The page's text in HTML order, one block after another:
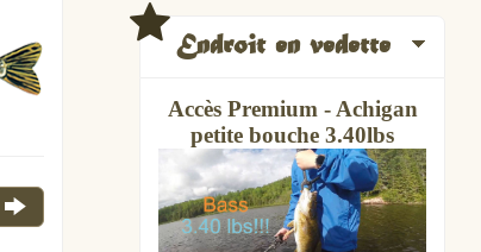
Endroit en vedette
Accès Premium - Achigan
petite bouche 3.40lbs